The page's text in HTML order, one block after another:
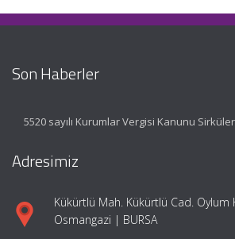
Son Haberler
5520 sayılı Kurumlar Vergisi Kanunu
Adresimiz
Kükürtlü Mah. Kükürtlü Cad.
Osmangazi | BURSA